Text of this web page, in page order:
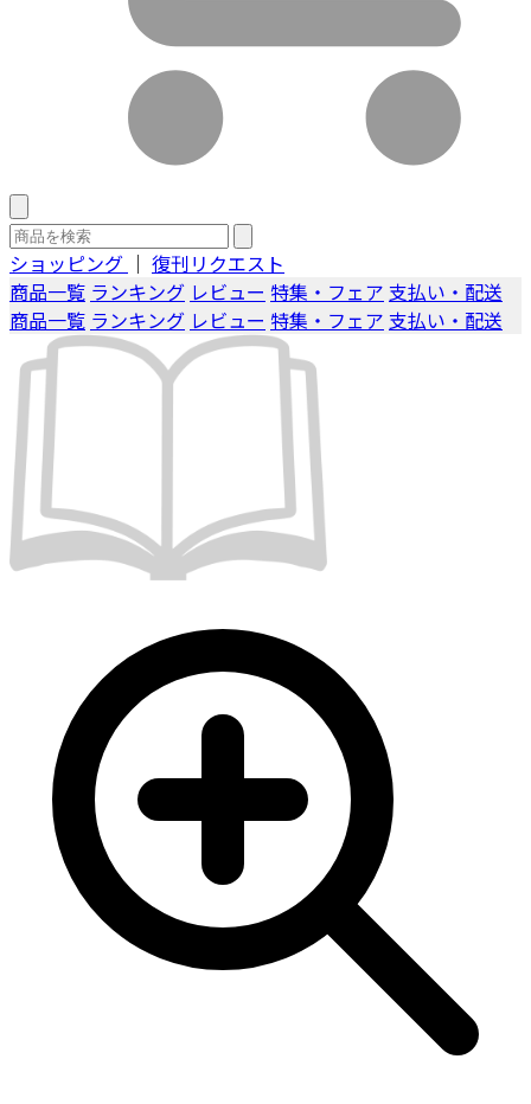
ショッピング ｜ 復刊リクエスト
商品一覧 ランキング レビュー 特集・フェア 支払い・配送
商品一覧 ランキング レビュー 特集・フェア 支払い・配送